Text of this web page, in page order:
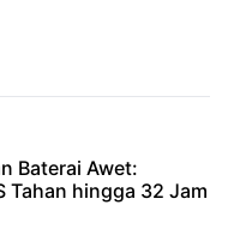
Baterai Awet:
Tahan hingga 32 Jam